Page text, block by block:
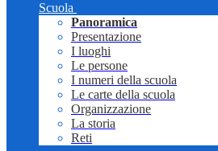
Scuola
Panoramica
Presentazione
I luoghi
Le persone
I numeri della scuola
Le carte della scuola
Organizzazione
La storia
Reti